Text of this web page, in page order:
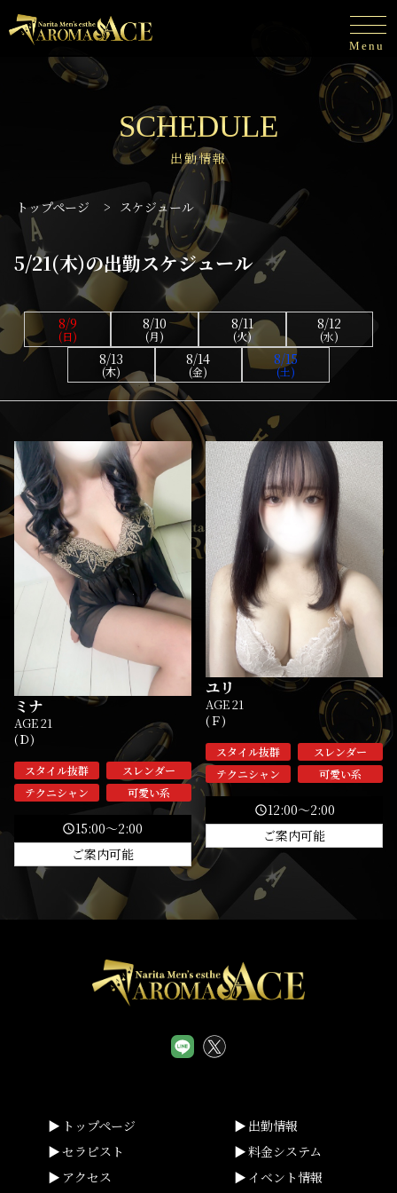
Menu
出勤情報
SCHEDULE
トップページ > スケジュール
5/21(木)の出勤スケジュール
8/9
(日)
8/10
(月)
8/11
(火)
8/12
(水)
8/13
(木)
8/14
(金)
8/15
(土)
ミナ
AGE 21
(Ｄ)
スタイル抜群
スレンダー
テクニシャン
可愛い系
schedule15:00～2:00
ご案内可能
ユリ
AGE 21
(Ｆ)
スタイル抜群
スレンダー
テクニシャン
可愛い系
schedule12:00～2:00
ご案内可能
トップページ
出勤情報
セラピスト
料金システム
アクセス
イベント情報